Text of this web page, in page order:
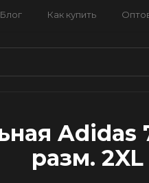
Блог Как купить
Adidas
разм. 2XL